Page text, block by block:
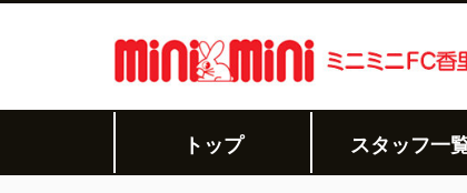
トップ スタッフ一